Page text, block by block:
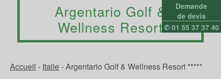
Demande
de devis
✆ 01 55 37 37 40
Argentario Golf &
Wellness Resort
Accueil - Italie-Argentario Golf & Wellness Resort *****